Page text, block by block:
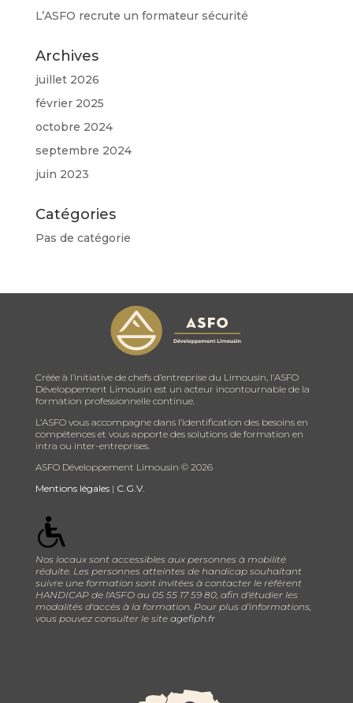
L’ASFO recrute un formateur sécurité
Archives
juillet 2026
février 2025
octobre 2024
septembre 2024
juin 2023
Catégories
Pas de catégorie
Créée à l’initiative de chefs d’entreprise du Limousin, l’ASFO
Développement Limousin est un acteur incontournable de la
formation professionnelle continue.
L’ASFO vous accompagne dans l’identification des besoins en
compétences et vous apporte des solutions de formation en
intra ou inter-entreprises.
ASFO Développement Limousin © 2026
Mentions légales| C.G.V.
Nos locaux sont accessibles aux personnes à mobilité
réduite. Les personnes atteintes de handicap souhaitant
suivre une formation sont invitées à contacter le référent
HANDICAP de l'ASFO au 05 55 17 59 80, afin d’étudier les
modalités d'accès à la formation. Pour plus d’informations,
vous pouvez consulter le site agefiph.fr